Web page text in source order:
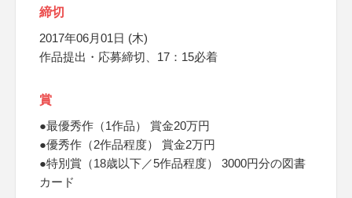
締切
2017年06月01日 (木)
作品提出・応募締切、17：15必着
賞
●最優秀作（1作品） 賞金20万円
●優秀作（2作品程度） 賞金2万円
●特別賞（18歳以下／5作品程度） 3000円分の図書
カード